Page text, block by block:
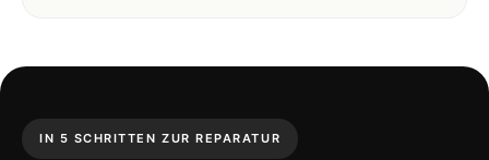
IN 5 SCHRITTEN ZUR REPARATUR